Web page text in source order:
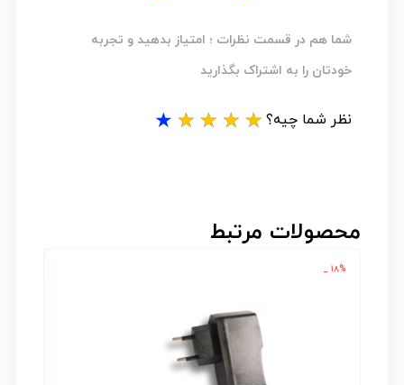
شما هم در قسمت نظرات ؛ امتیاز بدهید و تجربه
خودتان را به اشتراک بگذارید
نظر شما چیه؟ ★
★
★
★
★
محصولات مرتبط
۱۸% _